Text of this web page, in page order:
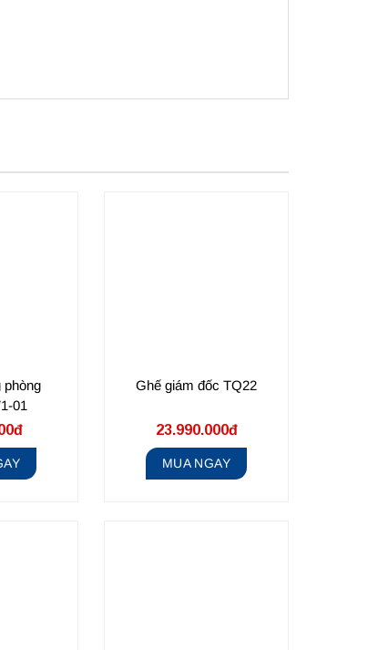
01
Ghế giám đốc TQ22
23.990.000đ
MUA NGAY